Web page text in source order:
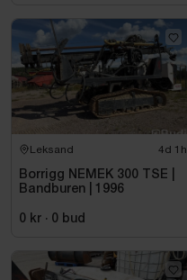
Leksand 4d 1h
Borrigg NEMEK 300 TSE |
Bandburen | 1996
0 kr · 0 bud